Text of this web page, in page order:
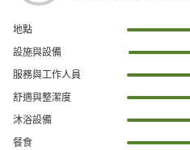
地點
設施與設備
服務與工作人員
舒適與整潔度
沐浴設備
餐食